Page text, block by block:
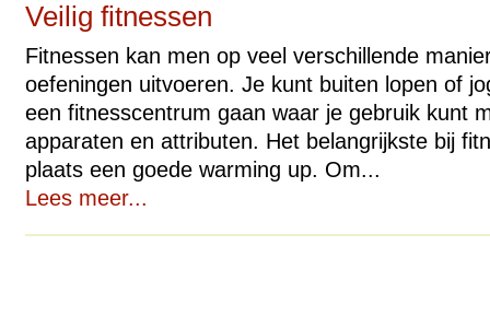
Veilig fitnessen
Fitnessen kan men op veel verschillende
oefeningen uitvoeren. Je kunt buiten lopen of
een fitnesscentrum gaan waar je gebruik kunt
apparaten en attributen. Het belangrijkste bij
plaats een goede warming up. Om...
Lees meer...